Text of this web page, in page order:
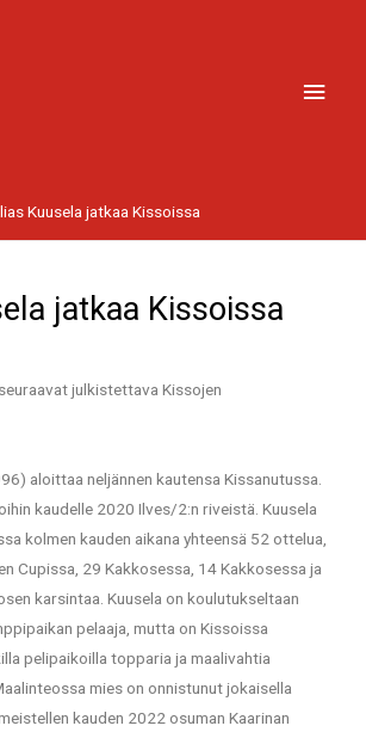
Kuusela jatkaa Kissoissa
jatkaa Kissoissa
julkistettava Kissojen
aloittaa neljännen kautensa Kissanutussa.
kaudelle 2020 Ilves/2:n riveistä. Kuusela
kolmen kauden aikana yhteensä 52 ottelua,
Cupissa, 29 Kakkosessa, 14 Kakkosessa ja
karsintaa. Kuusela on koulutukseltaan
pelaaja, mutta on Kissoissa
pelipaikoilla topparia ja maalivahtia
mies on onnistunut jokaisella
kauden 2022 osuman Kaarinan